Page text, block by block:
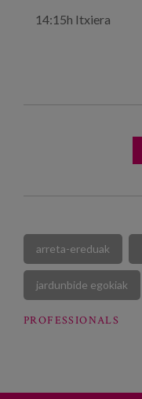
14:15h Itxiera
arreta-ereduak
jardunbide egokiak
PROFESSIONALS